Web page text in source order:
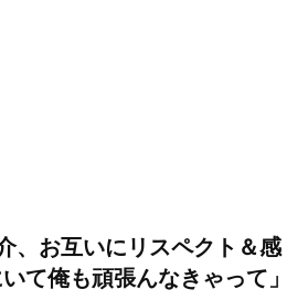
、お互いにリスペクト＆感
て俺も頑張んなきゃって」